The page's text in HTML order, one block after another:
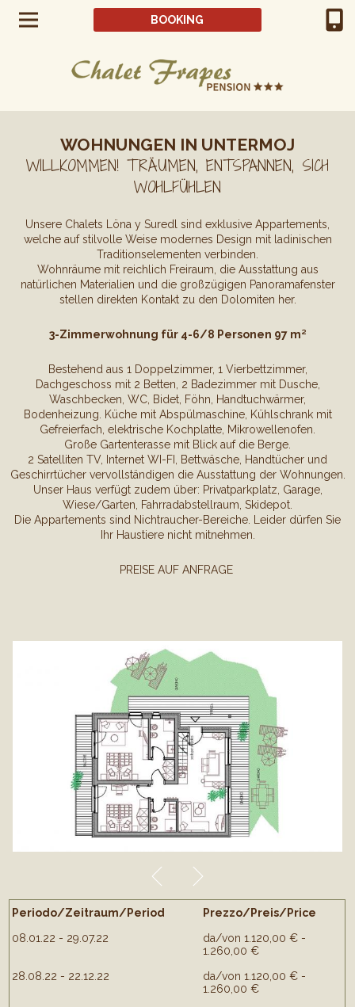
BOOKING
WOHNUNGEN IN UNTERMOJ
WILLKOMMEN! TRÄUMEN, ENTSPANNEN, SICH
WOHLFÜHLEN
Unsere Chalets Löna y Suredl sind exklusive Appartements,
welche auf stilvolle Weise modernes Design mit ladinischen
Traditionselementen verbinden.
Wohnräume mit reichlich Freiraum, die Ausstattung aus
natürlichen Materialien und die großzügigen Panoramafenster
stellen direkten Kontakt zu den Dolomiten her.
3-Zimmerwohnung für 4-6/8 Personen 97 m²
Bestehend aus 1 Doppelzimmer, 1 Vierbettzimmer,
Dachgeschoss mit 2 Betten, 2 Badezimmer mit Dusche,
Waschbecken, WC, Bidet, Föhn, Handtuchwärmer,
Bodenheizung. Küche mit Abspülmaschine, Kühlschrank mit
Gefreierfach, elektrische Kochplatte, Mikrowellenofen.
Große Gartenterasse mit Blick auf die Berge.
2 Satelliten TV, Internet WI-FI, Bettwäsche, Handtücher und
Geschirrtücher vervollständigen die Ausstattung der Wohnungen.
Unser Haus verfügt zudem über: Privatparkplatz, Garage,
Wiese/Garten, Fahrradabstellraum, Skidepot.
Die Appartements sind Nichtraucher-Bereiche. Leider dürfen Sie
Ihr Haustiere nicht mitnehmen.
PREISE AUF ANFRAGE
Periodo/Zeitraum/Period
Prezzo/Preis/Price
08.01.22 - 29.07.22
da/von 1.120,00 € -
1.260,00 €
28.08.22 - 22.12.22
da/von 1.120,00 € -
1.260,00 €